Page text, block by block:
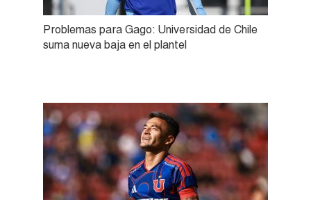
Problemas para Gago: Universidad de Chile
suma nueva baja en el plantel